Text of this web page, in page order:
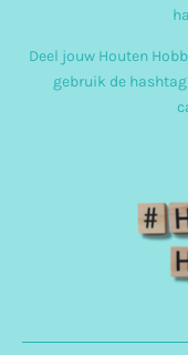
Deel jouw Houten
gebruik de